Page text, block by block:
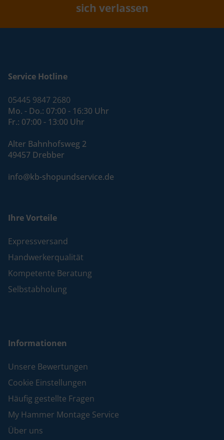
sich verlassen
Service Hotline
05445 9847 2680
Mo. - Do.: 07:00 - 16:30 Uhr
Fr.: 07:00 - 13:00 Uhr
Alter Bahnhofsweg 2
49457 Drebber
info@kb-shopundservice.de
Ihre Vorteile
Expressversand
Handwerkerqualität
Kompetente Beratung
Selbstabholung
Informationen
Unsere Bewertungen
Cookie Einstellungen
Häufig gestellte Fragen
My Hammer Montage Service
Über uns